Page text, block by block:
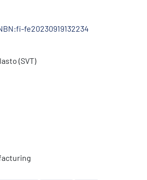
fe20230919132234
(SVT)